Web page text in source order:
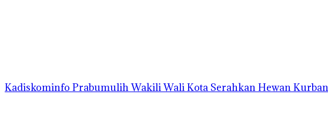
Kadiskominfo Prabumulih Wakili Wali Kota Serahkan Hewan